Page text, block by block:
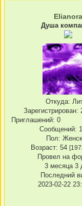
Elianora
Душа
Откуда:
Зарегистрирован:
Приглашений: 0
Сообщений:
Пол:
Возраст: 54
Провел на
3 месяца 3
Последний
2023-02-22